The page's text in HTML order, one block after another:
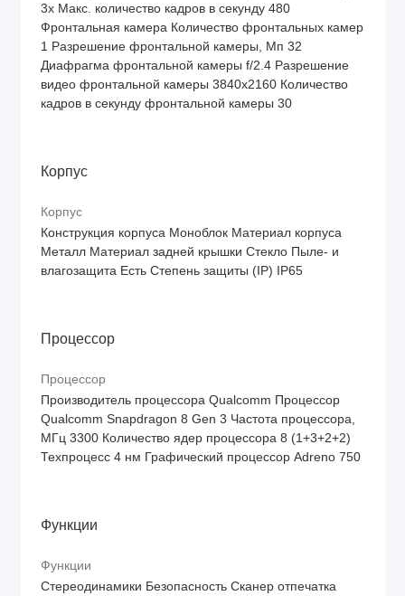
3х Макс. количество кадров в секунду 480
Фронтальная камера Количество фронтальных камер
1 Разрешение фронтальной камеры, Мп 32
Диафрагма фронтальной камеры f/2.4 Разрешение
видео фронтальной камеры 3840х2160 Количество
кадров в секунду фронтальной камеры 30
Корпус
Корпус
Конструкция корпуса Моноблок Материал корпуса
Металл Материал задней крышки Стекло Пыле- и
влагозащита Есть Степень защиты (IP) IP65
Процессор
Процессор
Производитель процессора Qualcomm Процессор
Qualcomm Snapdragon 8 Gen 3 Частота процессора,
МГц 3300 Количество ядер процессора 8 (1+3+2+2)
Техпроцесс 4 нм Графический процессор Adreno 750
Функции
Функции
Стереодинамики Безопасность Сканер отпечатка